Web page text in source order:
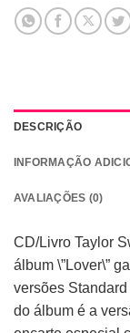
DESCRIÇÃO
INFORMAÇÃO
AVALIAÇÕES (0)
CD/Livro Taylor
álbum \”Lover\”
versões
do álbum é a